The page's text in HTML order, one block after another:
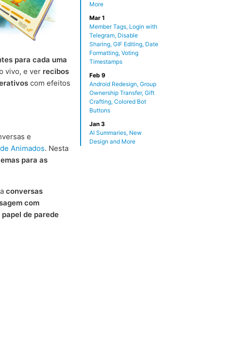
More
Mar 1
Member Tags, Login with
Telegram, Disable
Sharing, GIF Editing, Date
Formatting, Voting
Timestamps
Feb 9
Android Redesign, Group
Ownership Transfer, Gift
Crafting, Colored Bot
Buttons
Jan 3
AI Summaries, New
Design and More
para cada uma
vivo, e ver recibos
com efeitos
e
Animados. Nesta
para as
conversas
com
de parede